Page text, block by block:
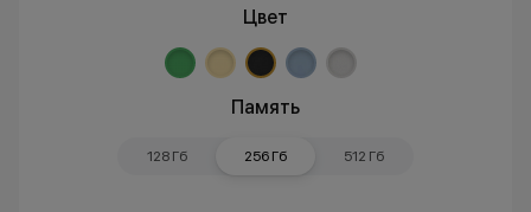
Цвет
Память
128 Гб 256 Гб 512 Гб